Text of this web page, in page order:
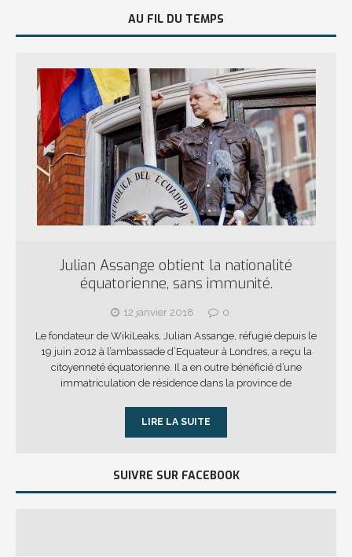
AU FIL DU TEMPS
Julian Assange obtient la nationalité
équatorienne, sans immunité.
12 janvier 2018
0
Le fondateur de WikiLeaks, Julian Assange, réfugié depuis le
19 juin 2012 à l’ambassade d’Equateur à Londres, a reçu la
citoyenneté équatorienne. Il a en outre bénéficié d’une
immatriculation de résidence dans la province de
LIRE LA SUITE
SUIVRE SUR FACEBOOK